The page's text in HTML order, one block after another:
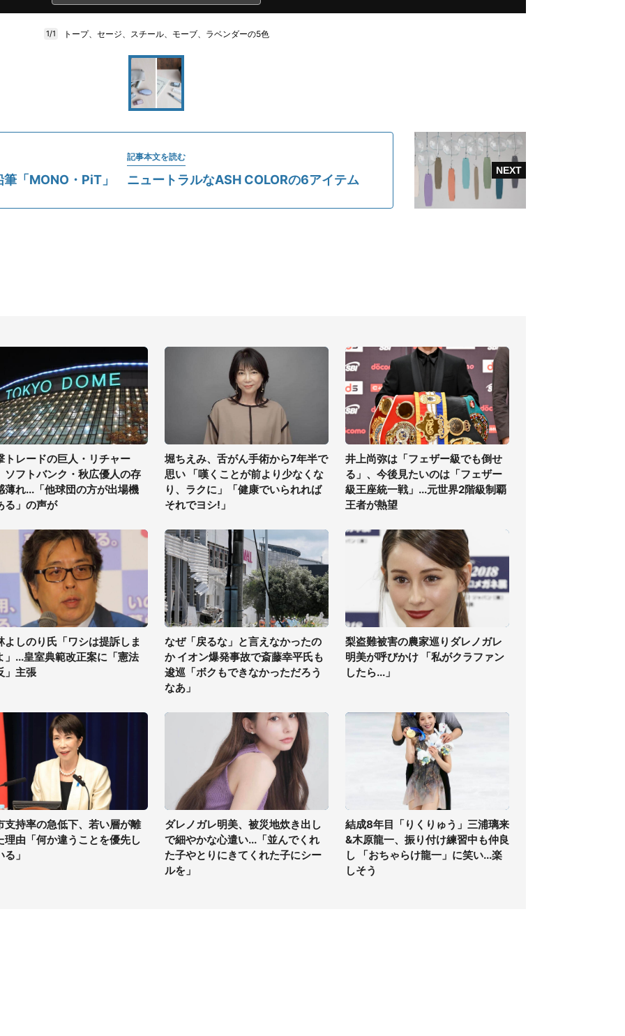
1/1 トープ、セージ、スチール、モーブ、ラベンダーの5色
記事本文を読む
筆「MONO・PiT」 ニュートラルなASH COLORの6アイテム
トレードの巨人・リチャー
ソフトバンク・秋広優人の存
薄れ...「他球団の方が出場機
る」の声が
堀ちえみ、舌がん手術から7年半で
思い 「嘆くことが前より少なくな
り、ラクに」「健康でいられれば
それでヨシ!」
井上尚弥は「フェザー級でも倒せ
る」、今後見たいのは「フェザー
級王座統一戦」...元世界2階級制覇
王者が熱望
よしのり氏「ワシは提訴しま
」...皇室典範改正案に「憲法
」主張
なぜ「戻るな」と言えなかったの
か イオン爆発事故で斎藤幸平氏も
逡巡「ボクもできなかっただろう
なあ」
梨盗難被害の農家巡りダレノガレ
明美が呼びかけ 「私がクラファン
したら...」
支持率の急低下、若い層が離
理由「何か違うことを優先し
」
ダレノガレ明美、被災地炊き出し
で細やかな心遣い...「並んでくれ
た子やとりにきてくれた子にシー
ルを」
結成8年目「りくりゅう」三浦璃来
&木原龍一、振り付け練習中も仲良
し 「おちゃらけ龍一」に笑い...楽
しそう